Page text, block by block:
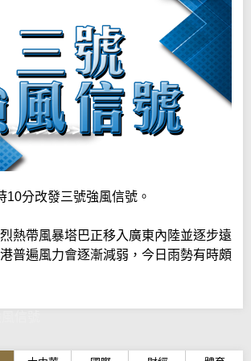
10分改發三號強風信號。
熱帶風暴塔巴正移入廣東內陸並逐步遠
普遍風力會逐漸減弱，今日雨勢有時頗